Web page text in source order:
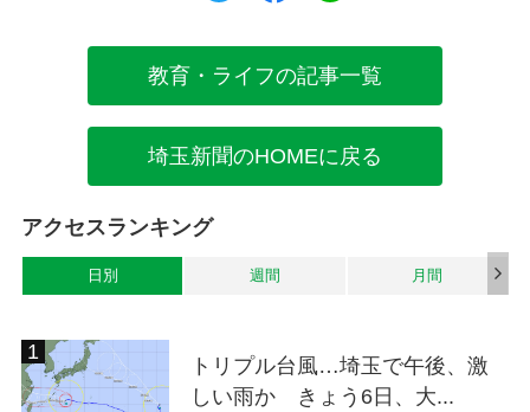
教育・ライフの記事一覧
埼玉新聞のHOMEに戻る
アクセスランキング
日別 週間 月間
トリプル台風…埼玉で午後、激
しい雨か きょう6日、大...